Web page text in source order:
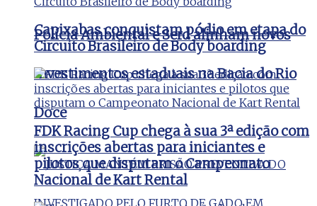
Polícia Ambiental e Serd alinham novos
investimentos estaduais na Bacia do Rio
Doce
Capixabas conquistam pódio em etapa do
Circuito Brasileiro de Body boarding
FDK Racing Cup chega à sua 3ª edição com
inscrições abertas para iniciantes e
pilotos que disputam o Campeonato
Nacional de Kart Rental